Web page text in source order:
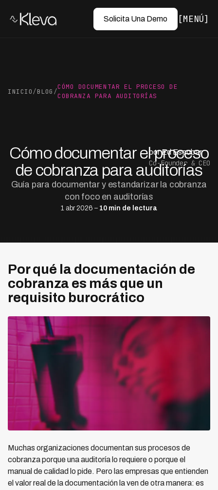
Solicita Una Demo MENÚ
INICIO/BLOG /
CÓMO DOCUMENTAR EL PROCESO DE
COBRANZA PARA AUDITORÍAS
Cómo documentar el proceso
de cobranza para auditorías
Guía para documentar y estandarizar la cobranza
con foco en auditorías
1 abr 2026 – 10 min de lectura
por Ed Escobar
Co-Founder & CEO
Por qué la documentación de
cobranza es más que un
requisito burocrático
Muchas organizaciones documentan sus procesos de
cobranza porque una auditoría lo requiere o porque el
manual de calidad lo pide. Pero las empresas que entienden
el valor real de la documentación la ven de otra manera: es